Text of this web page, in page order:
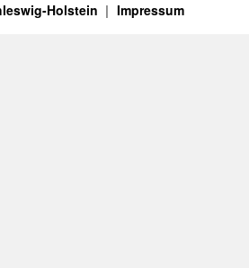
Holstein Impressum